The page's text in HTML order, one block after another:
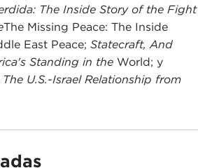
The Inside Story of the Fight
The Missing Peace: The Inside
East Peace; Statecraft, And
Standing in the World; y
U.S.-Israel Relationship from